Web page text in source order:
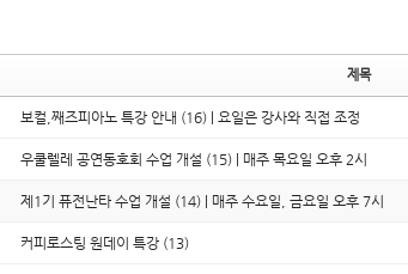
제목
보컬,째즈피아노 특강 안내 (16) | 요일은 강사와 직접 조정
우쿨렐레 공연동호회 수업 개설 (15) | 매주 목요일 오후 2시
제1기 퓨전난타 수업 개설 (14) | 매주 수요일, 금요일 오후 7시
커피로스팅 원데이 특강 (13)